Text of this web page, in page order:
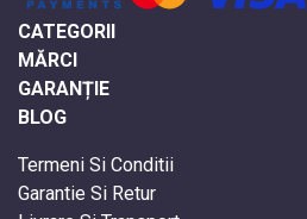
CATEGORII
MĂRCI
GARANȚIE
BLOG
Termeni Si Conditii
Garantie Si Retur